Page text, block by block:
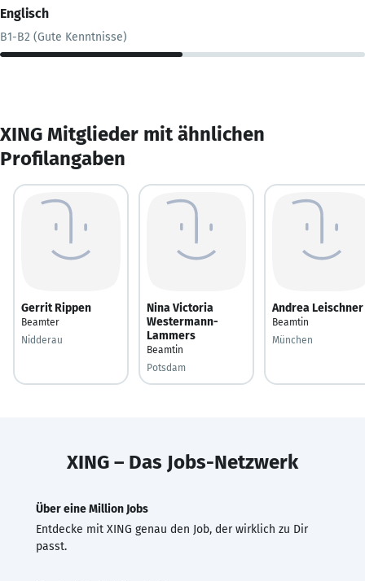
Englisch
B1-B2 (Gute Kenntnisse)
XING Mitglieder mit ähnlichen
Profilangaben
Gerrit Rippen
Beamter
Nidderau
Nina Victoria
Westermann-
Lammers
Beamtin
Potsdam
Andrea Leischner
Beamtin
München
XING – Das Jobs-Netzwerk
Über eine Million Jobs
Entdecke mit XING genau den Job, der wirklich zu Dir
passt.